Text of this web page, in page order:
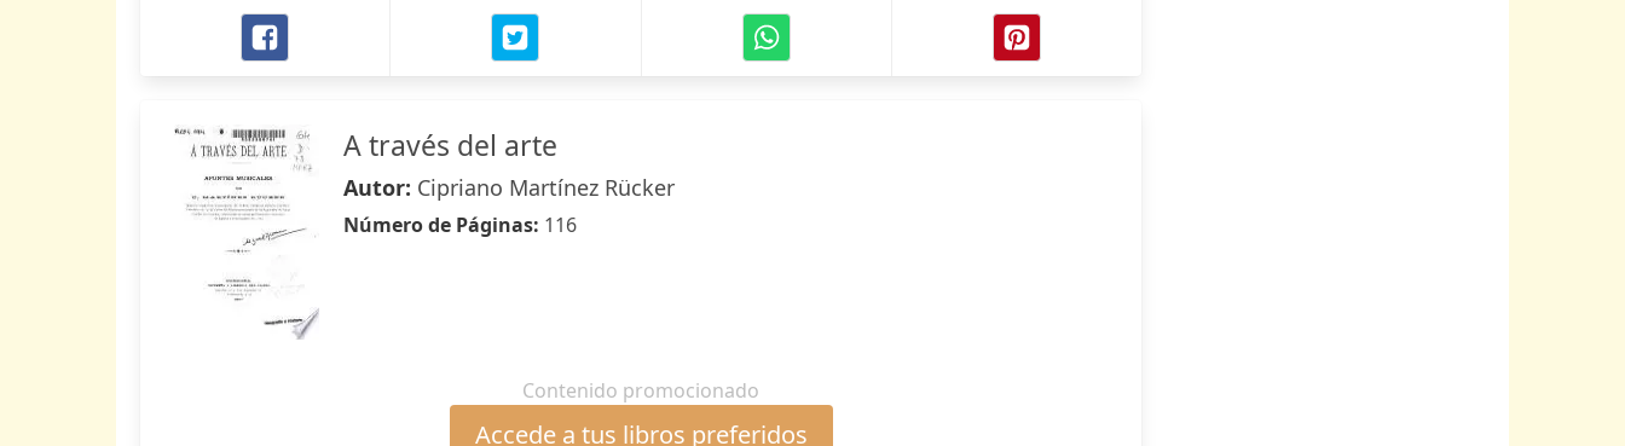
A través del arte
Autor: Cipriano Martínez Rücker
Número de Páginas: 116
Contenido promocionado
Accede a tus libros preferidos